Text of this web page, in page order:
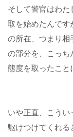
そして警官はわ
取を始めたんです
の所在、つまり相
の部分を、こっち
態度を取ったこと
いや正直、こう
駆けつけてくれる